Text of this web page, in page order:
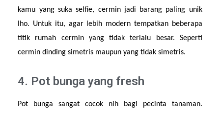
kamu yang suka selfie, cermin jadi barang paling unik
lho. Untuk itu, agar lebih modern tempatkan beberapa
titik rumah cermin yang tidak terlalu besar. Seperti
cermin dinding simetris maupun yang tidak simetris.
4. Pot bunga yang fresh
Pot bunga sangat cocok nih bagi pecinta tanaman.